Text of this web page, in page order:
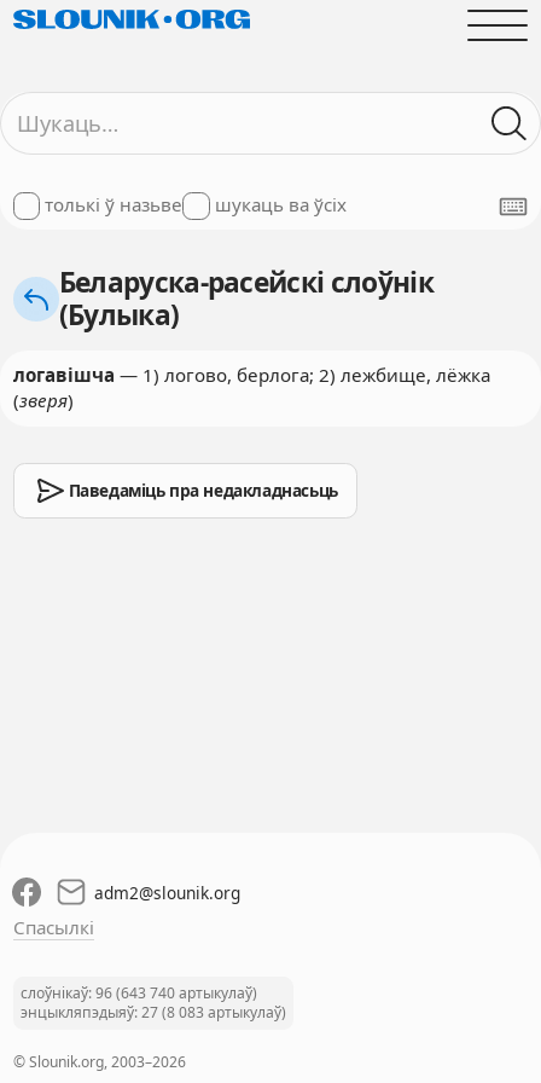
толькі ў назьве шукаць ва ўсіх
Беларуска-расейскі слоўнік
(Булыка)
логавішча — 1) логово, берлога; 2) лежбище, лёжка
(зверя)
Паведаміць пра недакладнасьць
adm2@slounik.org
Спасылкі
слоўнікаў: 96 (643 740 артыкулаў)
энцыкляпэдыяў: 27 (8 083 артыкулаў)
© Slounik.org, 2003–2026